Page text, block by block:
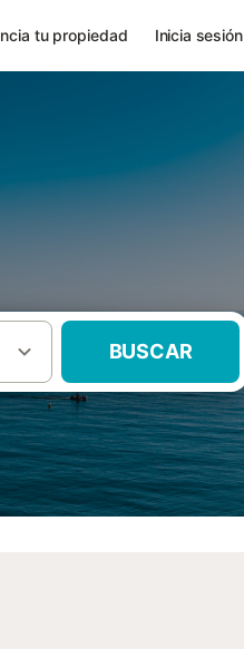
tu propiedad Inicia sesión
BUSCAR